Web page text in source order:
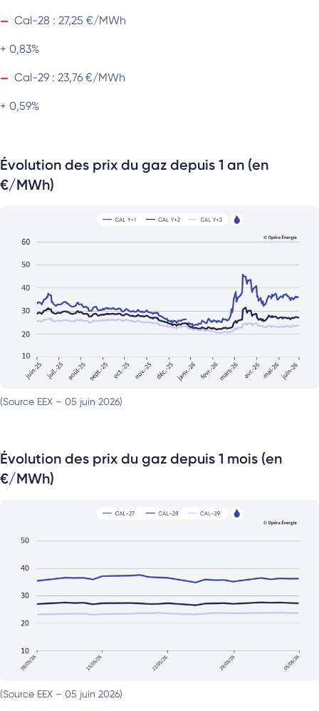
Cal-28 : 27,25 €/MWh
+ 0,83%
Cal-29 : 23,76 €/MWh
+ 0,59%
Évolution des prix du gaz depuis 1 an (en
€/MWh)
(Source EEX – 05 juin 2026)
Évolution des prix du gaz depuis 1 mois (en
€/MWh)
(Source EEX – 05 juin 2026)